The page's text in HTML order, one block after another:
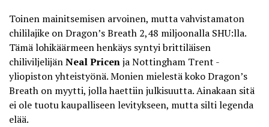
Toinen mainitsemisen arvoinen, mutta vahvistamaton
chililajike on Dragon’s Breath 2,48 miljoonalla SHU:lla.
Tämä lohikäärmeen henkäys syntyi brittiläisen
chiliviljelijänNeal Pricenja Nottingham Trent -
yliopiston yhteistyönä. Monien mielestä koko Dragon’s
Breath on myytti, jolla haettiin julkisuutta. Ainakaan sitä
ei ole tuotu kaupalliseen levitykseen, mutta silti legenda
elää.